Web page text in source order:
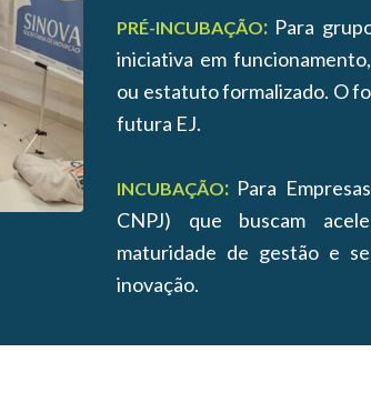
PRÉ-INCUBAÇÃO: Para
iniciativa em
ou estatuto formalizado. O
futura EJ.
INCUBAÇÃO: Para
CNPJ) que buscam
maturidade de gestão e
inovação.